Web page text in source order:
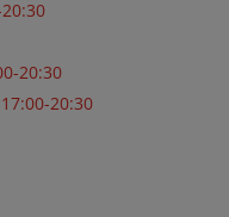
20:30
20:30